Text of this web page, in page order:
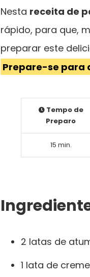
Nesta receita de
rápido, para que,
preparar este
Prepare-se para
Tempo de
Preparo
15 min.
2 latas de
1 lata de